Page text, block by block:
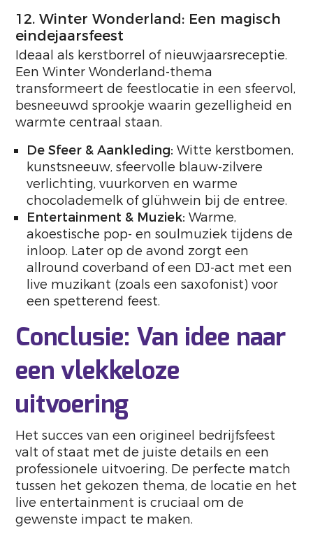
12. Winter Wonderland: Een magisch
eindejaarsfeest
Ideaal als kerstborrel of nieuwjaarsreceptie.
Een Winter Wonderland-thema
transformeert de feestlocatie in een sfeervol,
besneeuwd sprookje waarin gezelligheid en
warmte centraal staan.
De Sfeer & Aankleding: Witte kerstbomen,
kunstsneeuw, sfeervolle blauw-zilvere
verlichting, vuurkorven en warme
chocolademelk of glühwein bij de entree.
Entertainment & Muziek: Warme,
akoestische pop- en soulmuziek tijdens de
inloop. Later op de avond zorgt een
allround coverband of een DJ-act met een
live muzikant (zoals een saxofonist) voor
een spetterend feest.
Conclusie: Van idee naar
een vlekkeloze
uitvoering
Het succes van een origineel bedrijfsfeest
valt of staat met de juiste details en een
professionele uitvoering. De perfecte match
tussen het gekozen thema, de locatie en het
live entertainment is cruciaal om de
gewenste impact te maken.